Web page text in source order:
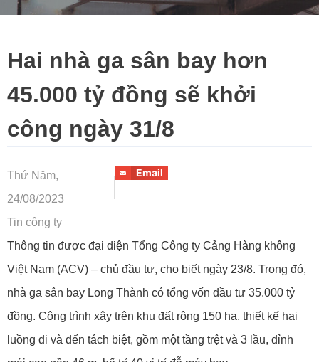
Hai nhà ga sân bay hơn
45.000 tỷ đồng sẽ khởi
công ngày 31/8
Thứ Năm,
24/08/2023
Tin công ty
Email
Thông tin được đại diện Tổng Công ty Cảng Hàng không
Việt Nam (ACV) – chủ đầu tư, cho biết ngày 23/8. Trong đó,
nhà ga sân bay Long Thành có tổng vốn đầu tư 35.000 tỷ
đồng. Công trình xây trên khu đất rộng 150 ha, thiết kế hai
luồng đi và đến tách biệt, gồm một tầng trệt và 3 lầu, đỉnh